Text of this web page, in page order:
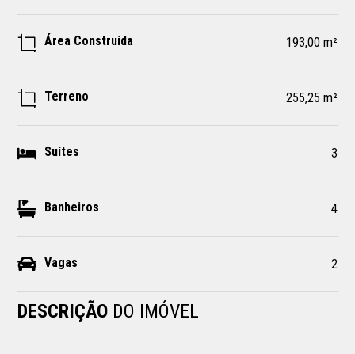
Área Construída 193,00 m²
Terreno 255,25 m²
Suítes 3
Banheiros 4
Vagas 2
DESCRIÇÃO DO IMÓVEL